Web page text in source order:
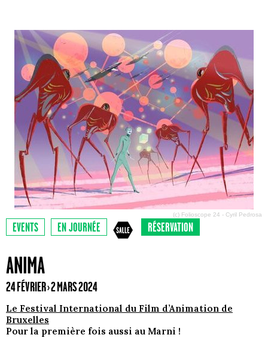
(c) Folioscope 24 - Cyril Pedrosa
EVENTS EN JOURNÉE RÉSERVATION
ANIMA
24 FÉVRIER › 2 MARS 2024
Le Festival International du Film d’Animation de
Bruxelles
Pour la première fois aussi au Marni !